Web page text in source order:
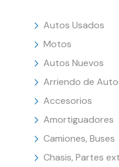
Autos Usados
Motos
Autos Nuevos
Arriendo de
Accesorios
Amortiguadores
Camiones, Buses
Chasis, Partes